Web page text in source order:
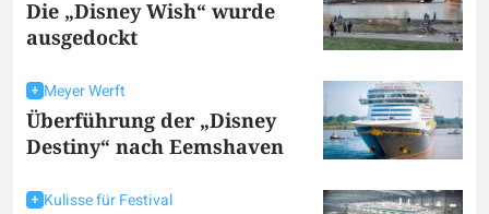
Die „Disney Wish“ wurde
ausgedockt
Meyer Werft
Überführung der „Disney
Destiny“ nach Eemshaven
Kulisse für Festival